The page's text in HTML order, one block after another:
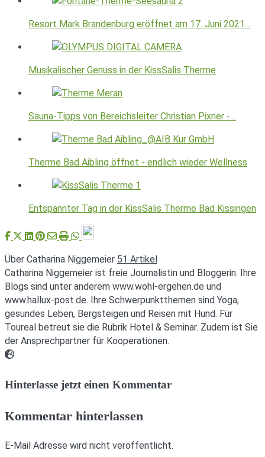
Resort Mark Brandenburg eröffnet am 17. Juni 2021…
Musikalischer Genuss in der KissSalis Therme
Sauna-Tipps von Bereichsleiter Christian Pixner -…
Therme Bad Aibling öffnet - endlich wieder Wellness
Entspannter Tag in der KissSalis Therme Bad Kissingen
Über Catharina Niggemeier 51 Artikel
Catharina Niggemeier ist freie Journalistin und Bloggerin. Ihre
Blogs sind unter anderem www.wohl-ergehen.de und
www.hallux-post.de. Ihre Schwerpunktthemen sind Yoga,
gesundes Leben, Bergsteigen und Reisen mit Hund. Für
Toureal betreut sie die Rubrik Hotel & Seminar. Zudem ist Sie
der Ansprechpartner für Kooperationen.
Webseite
Hinterlasse jetzt einen Kommentar
Kommentar hinterlassen
E-Mail Adresse wird nicht veröffentlicht.